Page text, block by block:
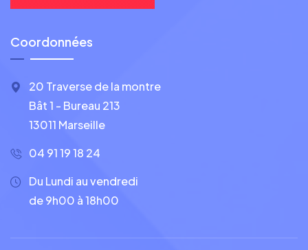
Coordonnées
20 Traverse de la montre
Bât 1 - Bureau 213
13011 Marseille
04 91 19 18 24
Du Lundi au vendredi
de 9h00 à 18h00